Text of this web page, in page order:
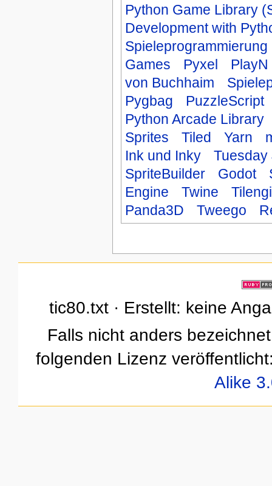
Python Game Library
Development with
Spieleprogrammierung
Games
Pyxel
PlayN
von Buchhaim
Pygbag
PuzzleScript
Python Arcade Library
Sprites
Tiled Yarn
Ink und Inky
Tuesday
SpriteBuilder
Godot
Engine
Twine
Panda3D
Tweego
tic80.txt · Erstellt: keine
Falls nicht anders
folgenden Lizenz
Alike